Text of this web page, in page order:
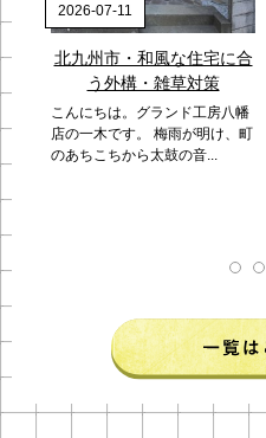
す
幡
2026-07-11
北九州市・和風な住宅に合
う外構・雑草対策
こんにちは。グランド工房八幡
店の一木です。 梅雨が明け、町
のあちこちから太鼓の音...